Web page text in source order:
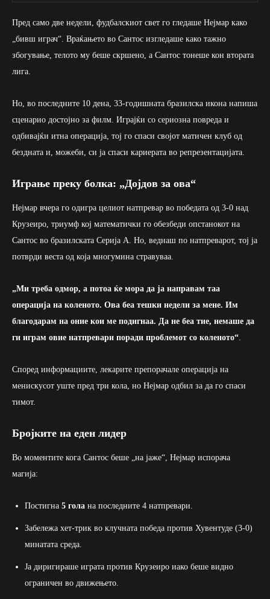
Пред само две недели, фудбалскиот свет го гледаше Нејмар како
„бивш играч“. Враќањето во Сантос изгледаше како тажно
збогување, телото му беше скршено, а Сантос тонеше кон втората
лига.
Но, во последните 10 дена, 33-годишната бразилска икона напиша
сценарио достојно за филм. Играјќи со сериозна повреда и
одбивајќи итна операција, тој го спаси својот матичен клуб од
бездната и, можеби, си ја спаси кариерата во репрезентацијата.
Играње преку болка: „Дојдов за ова“
Нејмар вчера го одигра целиот натпревар во победата од 3-0 над
Крузеиро, триумф кој математички го обезбеди опстанокот на
Сантос во бразилската Серија А. Но, веднаш по натпреварот, тој ја
потврди веста од која многумина стравуваа.
„Ми треба одмор, а потоа ќе мора да ја направам таа
операција на коленото. Ова беа тешки недели за мене. Им
благодарам на оние кои ме подигнаа. Да не беа тие, немаше да
ги играм овие натпревари поради проблемот со коленото“.
Според информациите, лекарите препорачале операција на
менискусот уште пред три кола, но Нејмар одбил за да го спаси
тимот.
Бројките на еден лидер
Во моментите кога Сантос беше „на јаже“, Нејмар испорача
магија:
Постигна 5 гола на последните 4 натпревари.
Забележа хет-трик во клучната победа против Хувентуде (3-0)
минатата среда.
Ја диригираше играта против Крузеиро иако беше видно
ограничен во движењето.